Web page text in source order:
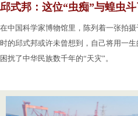
邱式邦：这位“虫痴”与蝗虫
在中国科学家博物馆里，陈列着一张拍
时的邱式邦或许未曾想到，自己将用一
困扰了中华民族数千年的“天灾”。